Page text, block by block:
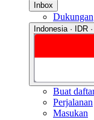
Inbox
Dukungan
Indonesia · IDR
Buat
Perjalanan
Masukan